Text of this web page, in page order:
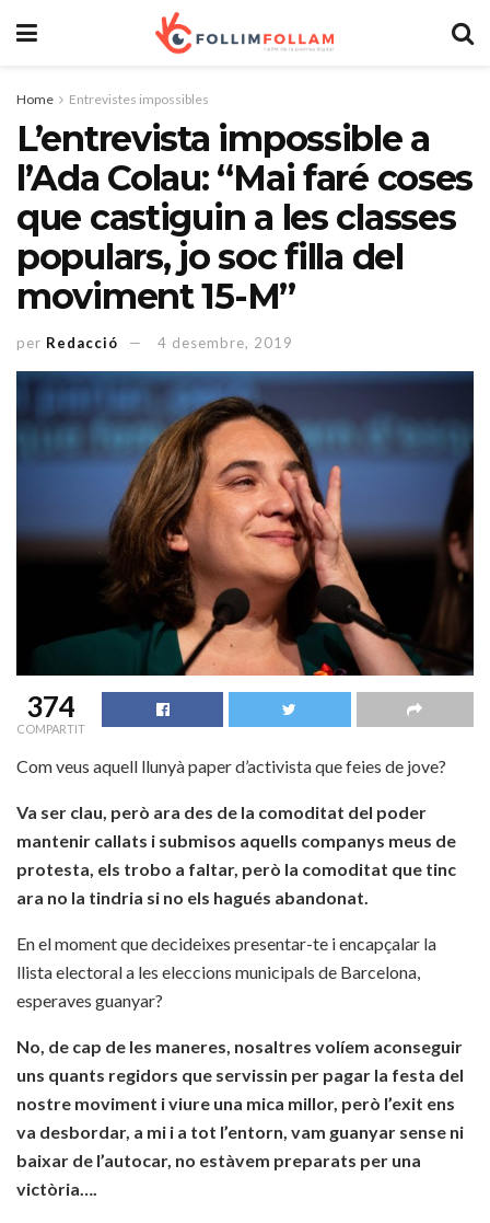
Home Entrevistes impossibles
L’entrevista impossible a
l’Ada Colau: “Mai faré coses
que castiguin a les classes
populars, jo soc filla del
moviment 15-M”
per Redacció 4 desembre, 2019
374
COMPARTIT
Com veus aquell llunyà paper d’activista que feies de jove?
Va ser clau, però ara des de la comoditat del poder
mantenir callats i submisos aquells companys meus de
protesta, els trobo a faltar, però la comoditat que tinc
ara no la tindria si no els hagués abandonat.
En el moment que decideixes presentar-te i encapçalar la
llista electoral a les eleccions municipals de Barcelona,
esperaves guanyar?
No, de cap de les maneres, nosaltres volíem aconseguir
uns quants regidors que servissin per pagar la festa del
nostre moviment i viure una mica millor, però l’exit ens
va desbordar, a mi i a tot l’entorn, vam guanyar sense ni
baixar de l’autocar, no estàvem preparats per una
victòria….